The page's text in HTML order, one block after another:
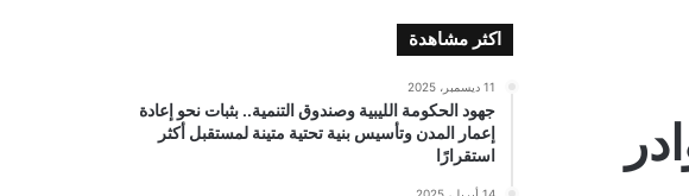
اكثر مشاهدة
11 ديسمبر، 2025
جهود الحكومة الليبية وصندوق التنمية.. بثبات نحو إعادة
إعمار المدن وتأسيس بنية تحتية متينة لمستقبل أكثر
استقرارًا